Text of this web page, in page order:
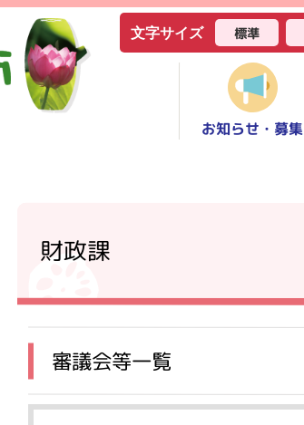
文字サイズ 標準
お知らせ・募集
財政課
審議会等一覧